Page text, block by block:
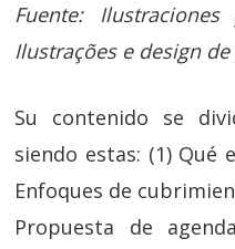
Fuente:
Ilustrações e design
Su contenido se
siendo estas: (1) Qué
Enfoques de
Propuesta de